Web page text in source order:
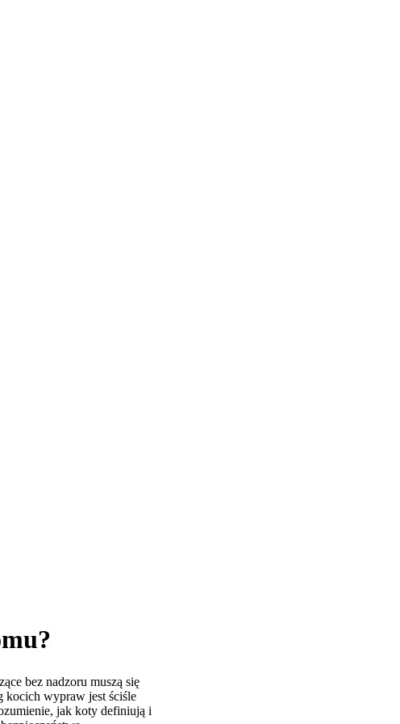
bez nadzoru muszą się
kocich wypraw jest ściśle
jak koty definiują i